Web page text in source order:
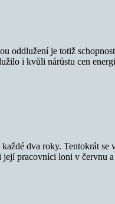
je totiž
i kvůli nárůstu cen
dva roky. Tentokrát se
pracovníci loni v červnu